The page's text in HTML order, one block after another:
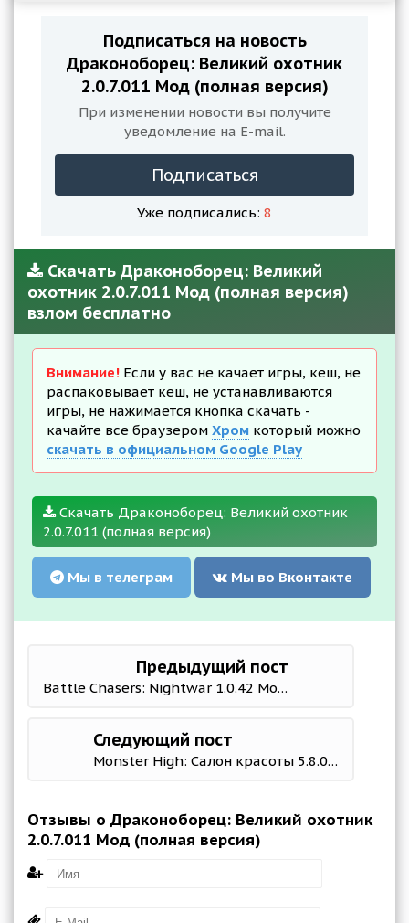
Подписаться на новость
Драконоборец: Великий охотник
2.0.7.011 Мод (полная версия)
При изменении новости вы получите
уведомление на E-mail.
Подписаться
Уже подписались: 8
Скачать Драконоборец: Великий
охотник 2.0.7.011 Мод (полная версия)
взлом бесплатно
Внимание! Если у вас не качает игры, кеш, не
распаковывает кеш, не устанавливаются
игры, не нажимается кнопка скачать -
качайте все браузером Хром который можно
скачать в официальном Google Play
Скачать Драконоборец: Великий охотник
2.0.7.011 (полная версия)
Мы в телеграм Мы во Вконтакте
Предыдущий пост
Battle Chasers: Nightwar 1.0.42 Мод (много денег)
Следующий пост
Monster High: Салон красоты 5.8.00 Mod (Unlocked)
Отзывы о Драконоборец: Великий охотник
2.0.7.011 Мод (полная версия)